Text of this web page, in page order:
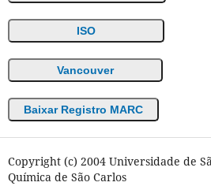
ISO
Vancouver
Baixar Registro MARC
Copyright (c) 2004 Universidade de
Química de São Carlos